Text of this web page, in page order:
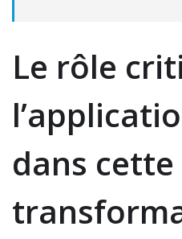
Le rôle
dans cette